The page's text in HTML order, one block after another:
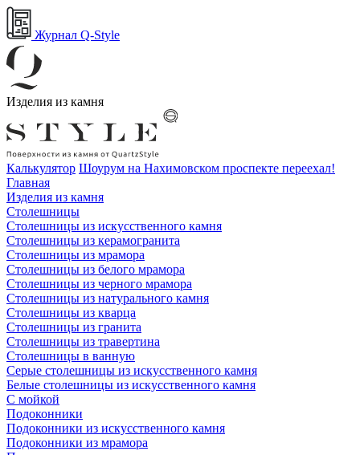
Журнал Q-Style
Изделия из камня
Калькулятор Шоурум на Нахимовском проспекте переехал!
Главная
Изделия из камня
Столешницы
Столешницы из искусственного камня
Столешницы из керамогранита
Столешницы из мрамора
Столешницы из белого мрамора
Столешницы из черного мрамора
Столешницы из натурального камня
Столешницы из кварца
Столешницы из гранита
Столешницы из травертина
Столешницы в ванную
Серые столешницы из искусственного камня
Белые столешницы из искусственного камня
С мойкой
Подоконники
Подоконники из искусственного камня
Подоконники из мрамора